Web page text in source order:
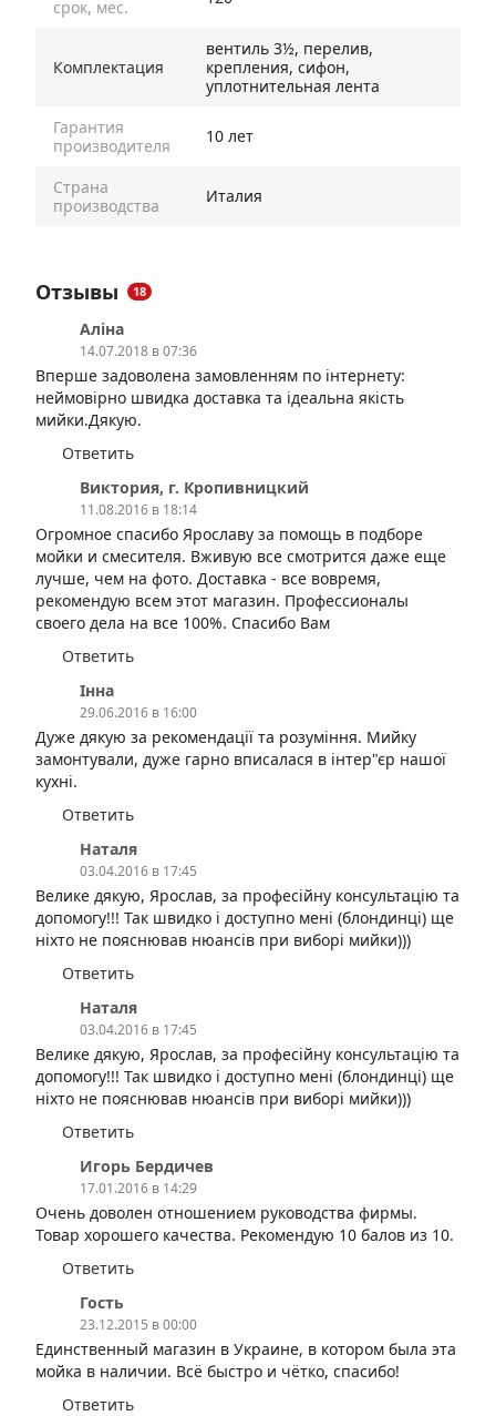
срок, мес.
Комплектация
вентиль 3½, перелив,
крепления, сифон,
уплотнительная лента
Гарантия
производителя
10 лет
Страна
производства
Италия
Отзывы 18
Аліна
14.07.2018 в 07:36
Вперше задоволена замовленням по інтернету:
неймовірно швидка доставка та ідеальна якість
мийки.Дякую.
Ответить
Виктория, г. Кропивницкий
11.08.2016 в 18:14
Огромное спасибо Ярославу за помощь в подборе
мойки и смесителя. Вживую все смотрится даже еще
лучше, чем на фото. Доставка - все вовремя,
рекомендую всем этот магазин. Профессионалы
своего дела на все 100%. Спасибо Вам
Ответить
Інна
29.06.2016 в 16:00
Дуже дякую за рекомендації та розуміння. Мийку
замонтували, дуже гарно вписалася в інтер"єр нашої
кухні.
Ответить
Наталя
03.04.2016 в 17:45
Велике дякую, Ярослав, за професійну консультацію та
допомогу!!! Так швидко і доступно мені (блондинці) ще
ніхто не пояснював нюансів при виборі мийки)))
Ответить
Наталя
03.04.2016 в 17:45
Велике дякую, Ярослав, за професійну консультацію та
допомогу!!! Так швидко і доступно мені (блондинці) ще
ніхто не пояснював нюансів при виборі мийки)))
Ответить
Игорь Бердичев
17.01.2016 в 14:29
Очень доволен отношением руководства фирмы.
Товар хорошего качества. Рекомендую 10 балов из 10.
Ответить
Гость
23.12.2015 в 00:00
Единственный магазин в Украине, в котором была эта
мойка в наличии. Всё быстро и чётко, спасибо!
Ответить